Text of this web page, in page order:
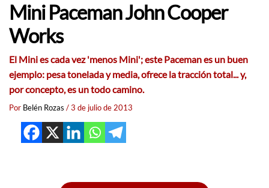
Mini Paceman John Cooper
Works
El Mini es cada vez 'menos Mini'; este Paceman es un buen
ejemplo: pesa tonelada y media, ofrece la tracción total... y,
por concepto, es un todo camino.
Por Belén Rozas /3 de julio de 2013